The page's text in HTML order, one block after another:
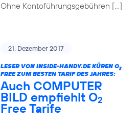
Ohne Kontoführungsgebühren […]
21. Dezember 2017
LESER VON INSIDE-HANDY.DE KÜREN O2
FREE ZUM BESTEN TARIF DES JAHRES:
Auch COMPUTER
BILD empfiehlt O2
Free Tarife